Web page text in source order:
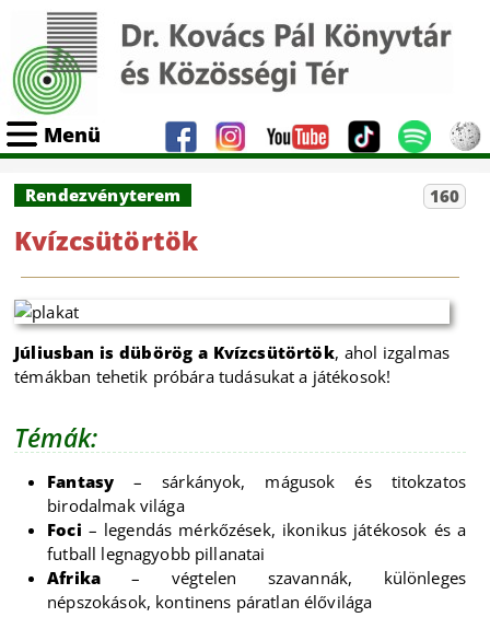
Menü
160
Rendezvényterem
Kvízcsütörtök
Júliusban is dübörög a Kvízcsütörtök, ahol izgalmas
témákban tehetik próbára tudásukat a játékosok!
Témák:
Fantasy– sárkányok, mágusok és titokzatos
birodalmak világa
Foci – legendás mérkőzések, ikonikus játékosok és a
futball legnagyobb pillanatai
Afrika– végtelen szavannák, különleges
népszokások, kontinens páratlan élővilága